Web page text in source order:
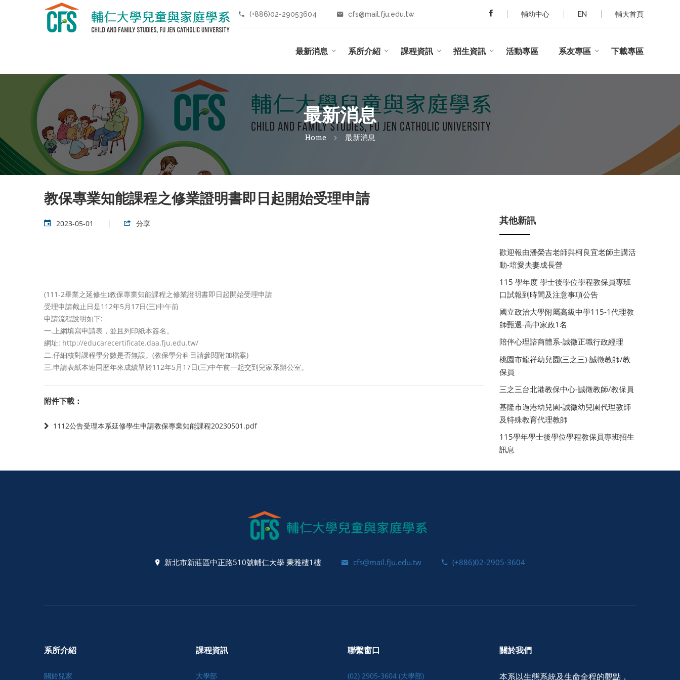
(+886)02-29053604 cfs@mail.fju.edu.tw 輔幼中心 EN 輔大首頁
最新消息 系所介紹 課程資訊 招生資訊 活動專區 系友專區 下載專區
最新消息
Home 最新消息
教保專業知能課程之修業證明書即日起開始受理申請
2023-05-01 分享
(111-2畢業之延修生)教保專業知能課程之修業證明書即日起開始受理申請
受理申請截止日是112年5月17日(三)中午前
申請流程說明如下:
一.上網填寫申請表，並且列印紙本簽名。
網址: http://educarecertificate.daa.fju.edu.tw/
二.仔細核對課程學分數是否無誤。(教保學分科目請參閱附加檔案)
三.申請表紙本連同歷年來成績單於112年5月17日(三)中午前一起交到兒家系辦公室。
附件下載：
1112公告受理本系延修學生申請教保專業知能課程20230501.pdf
其他新訊
歡迎報由潘榮吉老師與柯良宜老師主講活
動-培愛夫妻成長營
115 學年度 學士後學位學程教保員專班
口試報到時間及注意事項公告
國立政治大學附屬高級中學115-1代理教
師甄選-高中家政1名
陪伴心理諮商體系-誠徵正職行政經理
桃園市龍祥幼兒園(三之三)-誠徵教師/教
保員
三之三台北港教保中心-誠徵教師/教保員
基隆市過港幼兒園-誠徵幼兒園代理教師
及特殊教育代理教師
115學年學士後學位學程教保員專班招生
訊息
新北市新莊區中正路510號輔仁大學 秉雅樓1樓 cfs@mail.fju.edu.tw (+886)02-2905-3604
系所介紹
關於兒家
課程資訊
大學部
聯繫窗口
(02) 2905-3604 (大學部)
關於我們
本系以生態系統及生命全程的觀點，